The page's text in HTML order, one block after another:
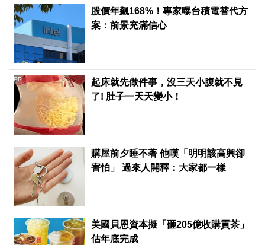
股價年飆168%！專家曝台積電替代方
案：前景充滿信心
起床就先做件事，沒三天小腹就不見
了! 肚子一天天變小！
PR
購屋前夕睡不著 他嘆「明明該高興卻
害怕」 過來人開釋：大家都一樣
美國貝恩資本擬「砸205億收購貢茶」
估年底完成